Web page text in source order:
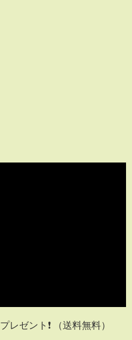
ゼント❗ （送料無料）